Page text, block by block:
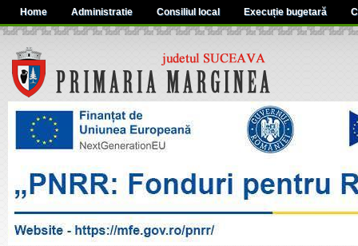
Home Administratie Consiliul local Execuție bugetară